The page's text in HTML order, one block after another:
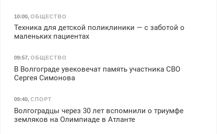
10:00, ОБЩЕСТВО
Техника для детской поликлиники — с заботой о
маленьких пациентах
09:57, ОБЩЕСТВО
В Волгограде увековечат память участника СВО
Сергея Симонова
09:40, СПОРТ
Волгоградцы через 30 лет вспомнили о триумфе
земляков на Олимпиаде в Атланте